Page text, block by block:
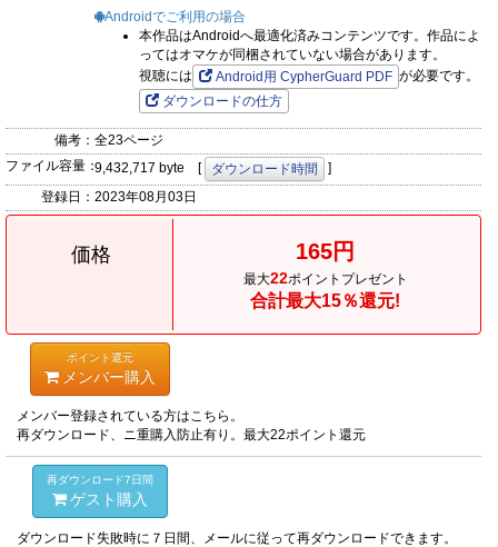
Androidでご利用の場合
本作品はAndroidへ最適化済みコンテンツです。作品によ
ってはオマケが同梱されていない場合があります。
視聴には
Android用 CypherGuard PDF が必要です。
ダウンロードの仕方
備考： 全23ページ
ファイル容量：9,432,717 byte [ ダウンロード時間
]
登録日： 2023年08月03日
価格 165円
最大22ポイントプレゼント
合計最大15％還元!
ポイント還元
メンバー購入
メンバー登録されている方はこちら。
再ダウンロード、ニ重購入防止有り。最大22ポイント還元
再ダウンロード7日間
ゲスト購入
ダウンロード失敗時に７日間、メールに従って再ダウンロードできます。